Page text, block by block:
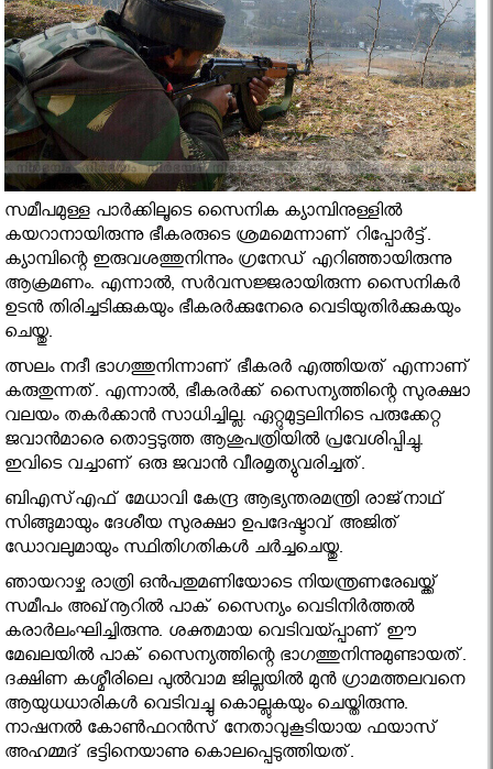
സമീപമുള്ള പാര്‍ക്കിലൂടെ സൈനിക ക്യാമ്പിനുള്ളില്‍
കയറാനായിരുന്നു ഭീകരരുടെ ശ്രമമെന്നാണ് റിപ്പോര്‍ട്ട്.
ക്യാമ്പിന്റെ ഇരുവശത്തുനിന്നും ഗ്രനേഡ് എറിഞ്ഞായിരുന്നു
ആക്രമണം. എന്നാല്‍, സര്‍വസജ്ജരായിരുന്ന സൈനികര്‍
ഉടന്‍ തിരിച്ചടിക്കുകയും ഭീകരര്‍ക്കുനേരെ വെടിയുതിര്‍ക്കുകയും
ചെയ്തു.
ത്സലം നദീ ഭാഗത്തുനിന്നാണ് ഭീകരര്‍ എത്തിയത് എന്നാണ്
കരുതുന്നത്. എന്നാല്‍, ഭീകരര്‍ക്ക് സൈന്യത്തിന്റെ സുരക്ഷാ
വലയം തകര്‍ക്കാന്‍ സാധിച്ചില്ല. ഏറ്റുമുട്ടലിനിടെ പരുക്കേറ്റ
ജവാന്‍മാരെ തൊട്ടടുത്ത ആശുപത്രിയില്‍ പ്രവേശിപ്പിച്ചു.
ഇവിടെ വച്ചാണ് ഒരു ജവാന്‍ വീരമൃത്യുവരിച്ചത്.
ബിഎസ്എഫ് മേധാവി കേന്ദ്ര ആഭ്യന്തരമന്ത്രി രാജ്‌നാഥ്
സിങ്ങുമായും ദേശീയ സുരക്ഷാ ഉപദേഷ്ടാവ് അജിത്
ഡോവലുമായും സ്ഥിതിഗതികള്‍ ചര്‍ച്ചചെയ്തു.
ഞായറാഴ്ച രാത്രി ഒന്‍പതുമണിയോടെ നിയന്ത്രണരേഖയ്ക്ക്
സമീപം അഖ്‌നൂറില്‍ പാക് സൈന്യം വെടിനിര്‍ത്തല്‍
കരാര്‍ലംഘിച്ചിരുന്നു. ശക്തമായ വെടിവയ്പ്പാണ് ഈ
മേഖലയില്‍ പാക് സൈന്യത്തിന്റെ ഭാഗത്തുനിന്നുമുണ്ടായത്.
ദക്ഷിണ കശ്മീരിലെ പുല്‍വാമ ജില്ലയില്‍ മുന്‍ ഗ്രാമത്തലവനെ
ആയുധധാരികള്‍ വെടിവച്ചു കൊല്ലുകയും ചെയ്തിരുന്നു.
നാഷനല്‍ കോണ്‍ഫറന്‍സ് നേതാവുകൂടിയായ ഫയാസ്
അഹമ്മദ് ഭട്ടിനെയാണു കൊലപ്പെടുത്തിയത്.